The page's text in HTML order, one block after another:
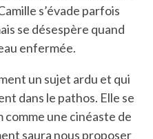
s’évade parfois
se désespère quand
enfermée.
un sujet ardu et qui
dans le pathos. Elle se
une cinéaste de
saura nous proposer